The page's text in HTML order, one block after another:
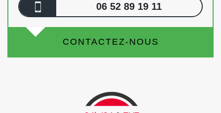
06 52 89 19 11
CONTACTEZ-NOUS